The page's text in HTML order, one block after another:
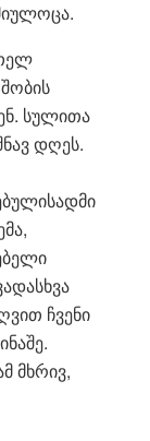
სულითა
დღეს.
ჩვენი
მხრივ,